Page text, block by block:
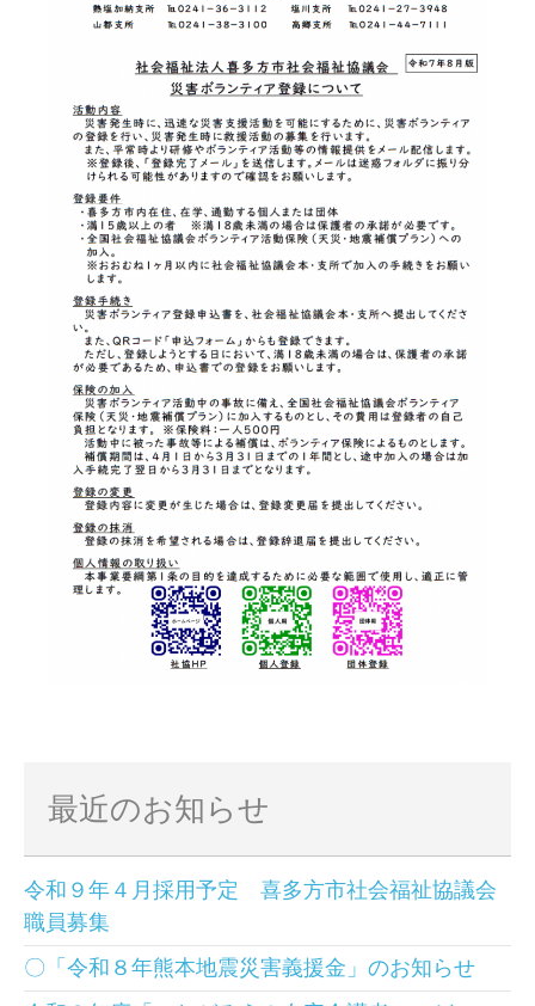
最近のお知らせ
令和９年４月採用予定 喜多方市社会福祉協議会
職員募集
〇「令和８年熊本地震災害義援金」のお知らせ